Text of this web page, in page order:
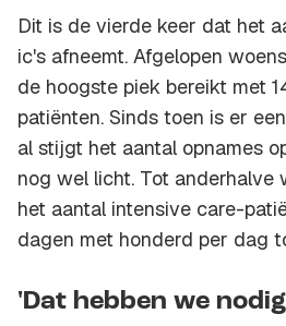
Dit is de vierde keer dat het
ic's afneemt. Afgelopen
de hoogste piek bereikt met
patiënten. Sinds toen is er
al stijgt het aantal opnames
nog wel licht. Tot anderhalve
het aantal intensive care-
dagen met honderd per dag
'Dat hebben we